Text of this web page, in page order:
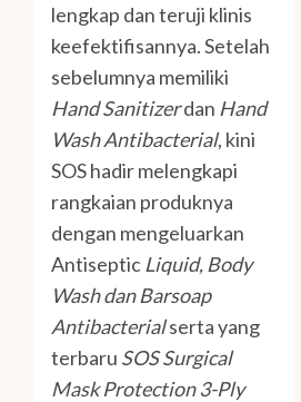
lengkap dan teruji klinis
keefektifisannya. Setelah
sebelumnya memiliki
Hand Sanitizerdan Hand
Wash Antibacterial, kini
SOS hadir melengkapi
rangkaian produknya
dengan mengeluarkan
Antiseptic Liquid, Body
Wash dan Barsoap
Antibacterialserta yang
terbaru SOS Surgical
Mask Protection 3-Ply